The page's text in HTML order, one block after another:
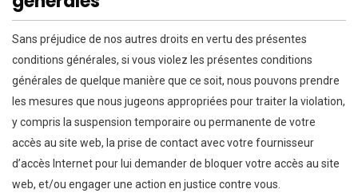
Sans préjudice de nos autres droits en vertu des présentes
conditions générales, si vous violez les présentes conditions
générales de quelque manière que ce soit, nous pouvons prendre
les mesures que nous jugeons appropriées pour traiter la violation,
y compris la suspension temporaire ou permanente de votre
accès au site web, la prise de contact avec votre fournisseur
d’accès Internet pour lui demander de bloquer votre accès au site
web, et/ou engager une action en justice contre vous.